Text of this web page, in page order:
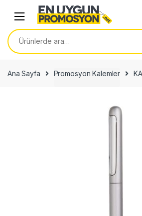
navigation
content
Ara:
Ana Sayfa Promosyon Kalemler